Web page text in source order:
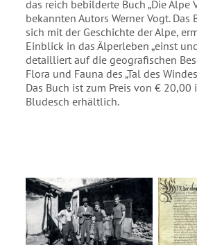
das reich bebilderte Buch „Die Alpe
bekannten Autors Werner Vogt. Das
sich mit der Geschichte der Alpe,
Einblick in das Älperleben „einst
detailliert auf die geografischen
Flora und Fauna des „Tal des
Das Buch ist zum Preis von € 20,00
Bludesch erhältlich.